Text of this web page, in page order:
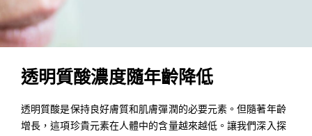
透明質酸濃度隨年齡降低
透明質酸是保持良好膚質和肌膚彈潤的必要元素。但隨著年齡
增長，這項珍貴元素在人體中的含量越來越低。讓我們深入探